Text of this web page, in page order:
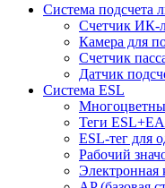
Система подсчета
Счетчик ИК-
Камера для
Счетчик
Датчик
Система ESL
Теги
ESL-тег для
Рабочий
Электронная